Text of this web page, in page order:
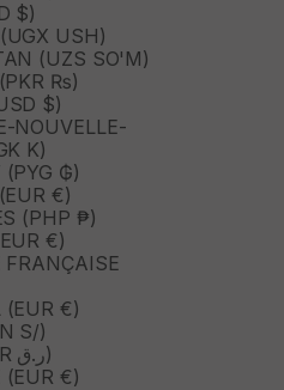
$)
USH)
(UZS SO'M)
₨)
$)
NOUVELLE-
K)
(PYG ₲)
€)
(PHP ₱)
€)
FRANÇAISE
(EUR €)
S/)
QATAR (QAR ر.ق)
(EUR €)